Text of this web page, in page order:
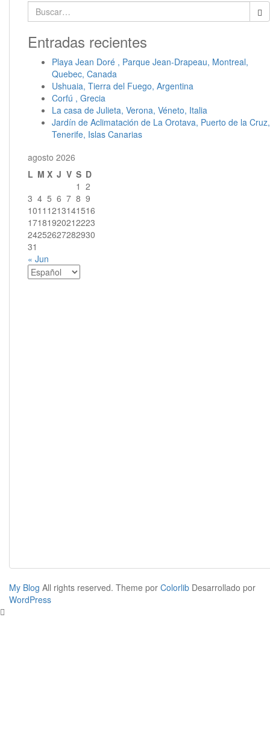
Buscar:
Entradas recientes
Playa Jean Doré , Parque Jean-Drapeau, Montreal,
Quebec, Canada
Ushuaia, Tierra del Fuego, Argentina
Corfú , Grecia
La casa de Julieta, Verona, Véneto, Italia
Jardín de Aclimatación de La Orotava, Puerto de la Cruz,
Tenerife, Islas Canarias
agosto 2026
L M X J V S D
1 2
3 4 5 6 7 8 9
1011 1213141516
17181920212223
24252627282930
31
« Jun
Elegir
un
My Blog All rights reserved. Theme por Colorlib Desarrollado por
WordPress